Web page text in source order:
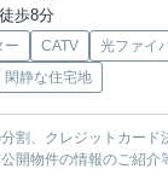
歩8分
ー CATV
光ファイ
閑静な住宅地
割、クレジットカード
開物件の情報のご紹介